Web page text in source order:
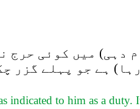
دہی) میں کوئی حرج
ہے جو پہلے گزر
to him as a